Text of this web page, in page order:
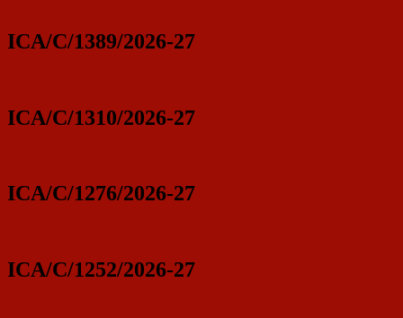
ICA/C/1389/2026-27
ICA/C/1310/2026-27
ICA/C/1276/2026-27
ICA/C/1252/2026-27